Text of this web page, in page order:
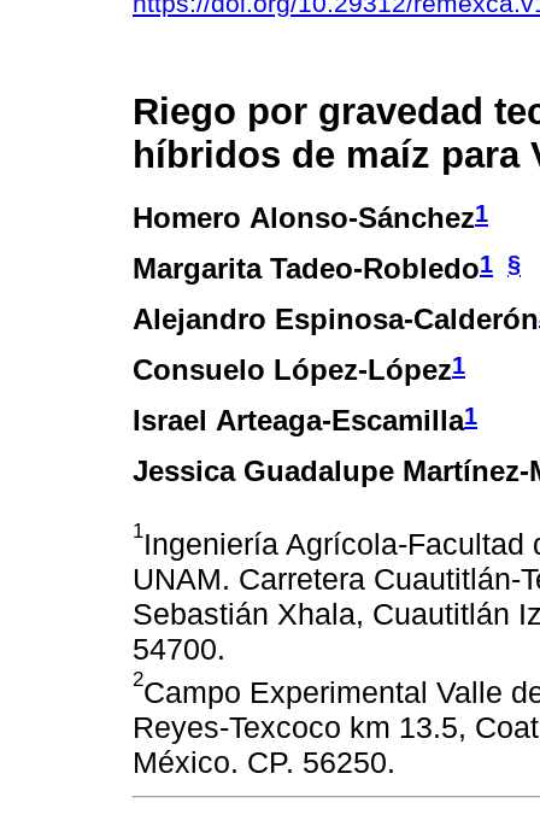
Riego por gravedad
híbridos de maíz para
Homero Alonso-Sánchez1
Margarita Tadeo-Robledo1 §
Alejandro Espinosa-Calderón
Consuelo López-López1
Israel Arteaga-Escamilla1
Jessica Guadalupe Martínez-
1Ingeniería Agrícola-
UNAM. Carretera Cuautitlán-
Sebastián Xhala, Cuautitlán
54700.
2Campo Experimental Valle
Reyes-Texcoco km 13.5,
México. CP. 56250.